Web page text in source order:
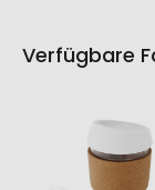
Verfügbare